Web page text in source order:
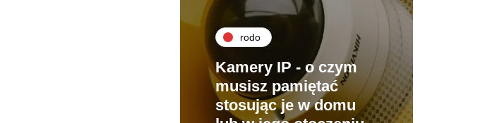
rodo
Kamery IP - o czym
musisz pamiętać
stosując je w domu